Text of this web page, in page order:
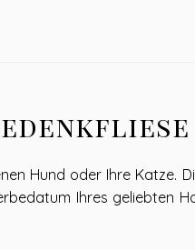
Hund oder Ihre
Ihres geliebten